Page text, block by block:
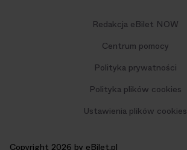
Redakcja eBilet NOW
Centrum pomocy
Polityka prywatności
Polityka plików cookies
Ustawienia plików cookies
Copyright 2026 by eBilet.pl